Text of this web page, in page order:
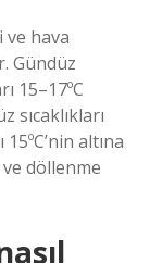
hava
Gündüz
15–17ºC
sıcaklıkları
altına
döllenme